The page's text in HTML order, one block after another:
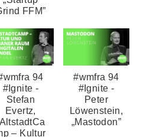
FFM”
94
#Ignite -
Stefan
Evertz,
– Kultur
#wmfra 94
#Ignite -
Peter
Löwenstein,
„Mastodon”